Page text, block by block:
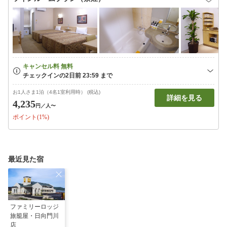
お1人さま1泊（4名1室利用時） (税込)
4,235円 ／人〜
ポイント(1%)
詳細を見る
最近見た宿
ファミリーロッジ
旅籠屋・日向門川
店